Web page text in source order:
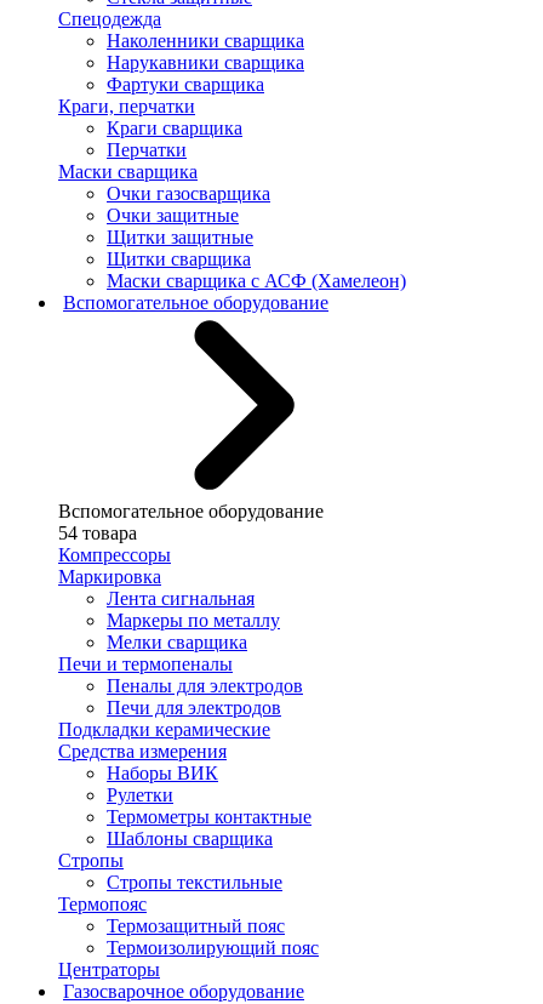
Спецодежда
Наколенники сварщика
Нарукавники сварщика
Фартуки сварщика
Краги, перчатки
Краги сварщика
Перчатки
Маски сварщика
Очки газосварщика
Очки защитные
Щитки защитные
Щитки сварщика
Маски сварщика с АСФ (Хамелеон)
Вспомогательное оборудование
Вспомогательное оборудование
54 товара
Компрессоры
Маркировка
Лента сигнальная
Маркеры по металлу
Мелки сварщика
Печи и термопеналы
Пеналы для электродов
Печи для электродов
Подкладки керамические
Средства измерения
Наборы ВИК
Рулетки
Термометры контактные
Шаблоны сварщика
Стропы
Стропы текстильные
Термопояс
Термозащитный пояс
Термоизолирующий пояс
Центраторы
Газосварочное оборудование